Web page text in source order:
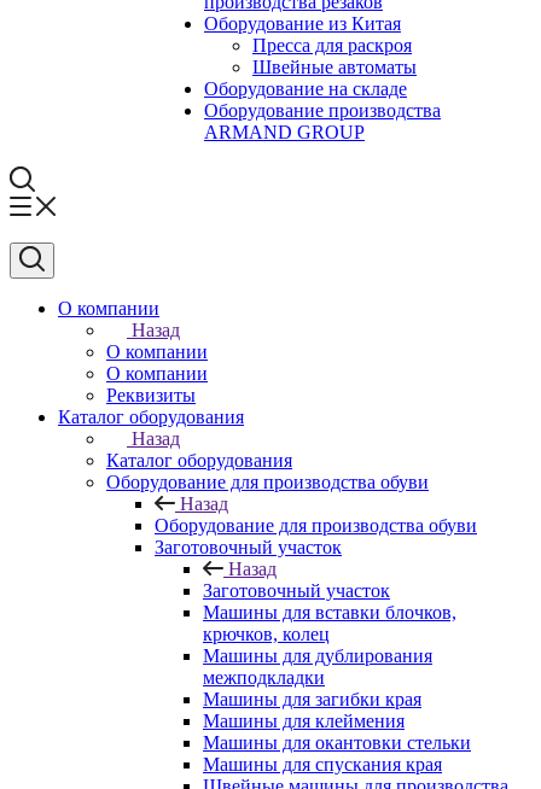
Оборудование из Китая
Пресса для раскроя
Швейные автоматы
Оборудование на складе
Оборудование производства
ARMAND GROUP
О компании
Назад
О компании
О компании
Реквизиты
Каталог оборудования
Назад
Каталог оборудования
Оборудование для производства обуви
Назад
Оборудование для производства обуви
Заготовочный участок
Назад
Заготовочный участок
Машины для вставки блочков,
крючков, колец
Машины для дублирования
межподкладки
Машины для загибки края
Машины для клеймения
Машины для окантовки стельки
Машины для спускания края